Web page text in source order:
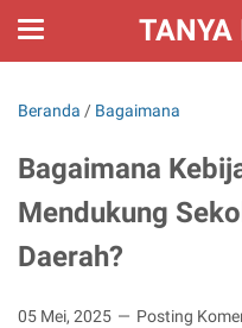
TANYA
Beranda / Bagaimana
Bagaimana
Mendukung
Daerah?
05 Mei, 2025 Posting